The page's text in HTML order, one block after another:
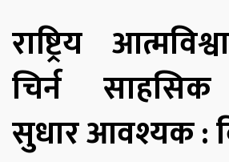
राष्ट्रिय
चिर्न
सुधार आवश्यक :